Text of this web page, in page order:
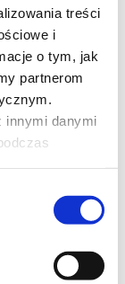
treści
i
o tym, jak
partnerom
innymi danymi